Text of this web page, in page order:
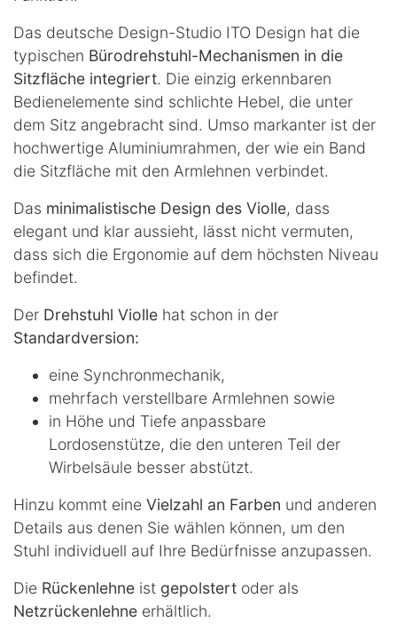
Das deutsche Design-Studio ITO Design hat die
typischen Bürodrehstuhl-Mechanismen in die
Sitzfläche integriert. Die einzig erkennbaren
Bedienelemente sind schlichte Hebel, die unter
dem Sitz angebracht sind. Umso markanter ist der
hochwertige Aluminiumrahmen, der wie ein Band
die Sitzfläche mit den Armlehnen verbindet.
Das minimalistische Design des Violle, dass
elegant und klar aussieht, lässt nicht vermuten,
dass sich die Ergonomie auf dem höchsten Niveau
befindet.
Der Drehstuhl Violle hat schon in der
Standardversion:
eine Synchronmechanik,
mehrfach verstellbare Armlehnen sowie
in Höhe und Tiefe anpassbare
Lordosenstütze, die den unteren Teil der
Wirbelsäule besser abstützt.
Hinzu kommt eine Vielzahl an Farben und anderen
Details aus denen Sie wählen können, um den
Stuhl individuell auf Ihre Bedürfnisse anzupassen.
Die Rückenlehne ist gepolstert oder als
Netzrückenlehne erhältlich.